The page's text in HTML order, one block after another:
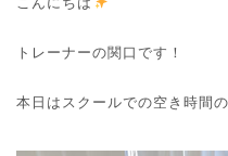
トレーナーの関口です！
本日はスクールでの空き時間